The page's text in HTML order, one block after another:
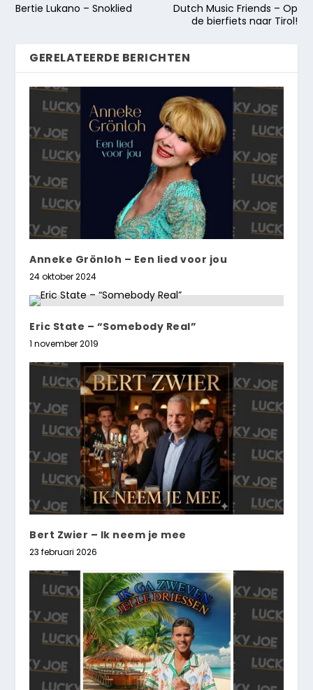
Bertie Lukano – Snoklied
Dutch Music Friends – Op
de bierfiets naar Tirol!
GERELATEERDE BERICHTEN
Anneke Grönloh – Een lied voor jou
24 oktober 2024
Eric State – “Somebody Real”
1 november 2019
Bert Zwier – Ik neem je mee
23 februari 2026